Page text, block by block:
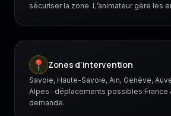
sécuriser la zone. L’animateur gère les
📍 Zones d’intervention
Savoie, Haute-Savoie, Ain, Genève,
Alpes · déplacements possibles France
demande.